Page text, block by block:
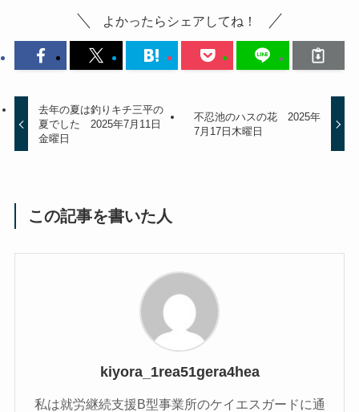
よかったらシェアしてね！
去年の夏は釣りキチ三平の
夏でした 2025年7月11日
金曜日
不忍池のハスの花 2025年
7月17日木曜日
この記事を書いた人
kiyora_1rea51gera4hea
私は就労継続支援B型事業所のケイエスガードに通